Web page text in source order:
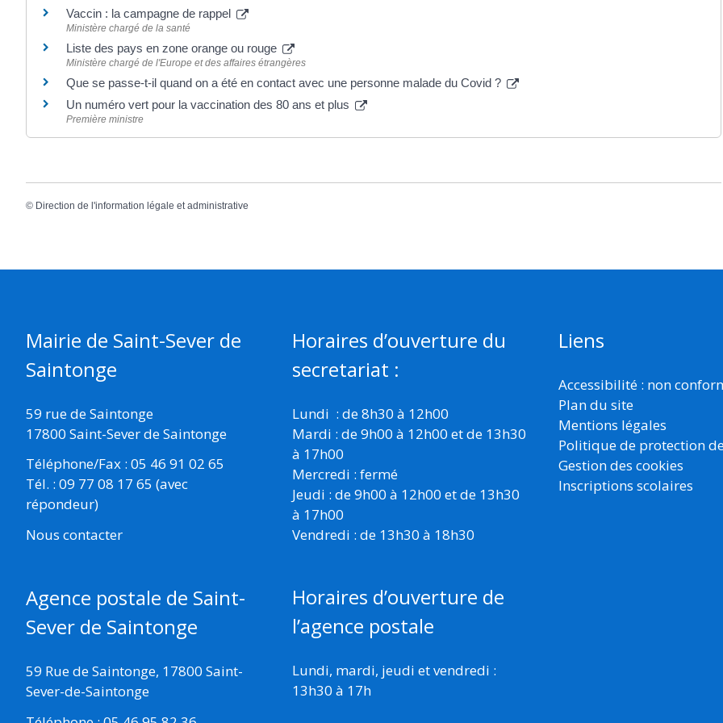
Vaccin : la campagne de rappel
Ministère chargé de la santé
Liste des pays en zone orange ou rouge
Ministère chargé de l'Europe et des affaires étrangères
Que se passe-t-il quand on a été en contact avec une personne malade du Covid ?
Un numéro vert pour la vaccination des 80 ans et plus
Première ministre
© Direction de l'information légale et administrative
Mairie de Saint-Sever de
Saintonge
59 rue de Saintonge
17800 Saint-Sever de Saintonge
Téléphone/Fax : 05 46 91 02 65
Tél. : 09 77 08 17 65 (avec
répondeur)
Nous contacter
Agence postale de Saint-
Sever de Saintonge
59 Rue de Saintonge, 17800 Saint-
Sever-de-Saintonge
Horaires d’ouverture du
secretariat :
Lundi : de 8h30 à 12h00
Mardi : de 9h00 à 12h00 et de 13h30
à 17h00
Mercredi : fermé
Jeudi : de 9h00 à 12h00 et de 13h30
à 17h00
Vendredi : de 13h30 à 18h30
Horaires d’ouverture de
l’agence postale
Lundi, mardi, jeudi et vendredi :
13h30 à 17h
Liens
Accessibilité : non
Plan du site
Mentions légales
Politique de protection
Gestion des cookies
Inscriptions scolaires